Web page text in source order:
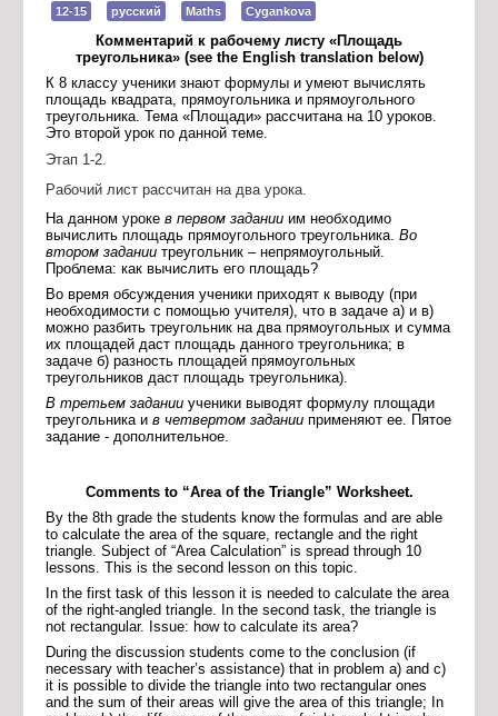
12-15 русский Maths Cygankova
Комментарий к рабочему листу «Площадь
треугольника» (see the English translation below)
К 8 классу ученики знают формулы и умеют вычислять
площадь квадрата, прямоугольника и прямоугольного
треугольника. Тема «Площади» рассчитана на 10 уроков.
Это второй урок по данной теме.
Этап 1-2.
Рабочий лист рассчитан на два урока.
На данном уроке в первом задании им необходимо
вычислить площадь прямоугольного треугольника. Во
втором задании треугольник – непрямоугольный.
Проблема: как вычислить его площадь?
Во время обсуждения ученики приходят к выводу (при
необходимости с помощью учителя), что в задаче а) и в)
можно разбить треугольник на два прямоугольных и сумма
их площадей даст площадь данного треугольника; в
задаче б) разность площадей прямоугольных
треугольников даст площадь треугольника).
В третьем задании ученики выводят формулу площади
треугольника и в четвертом задании применяют ее. Пятое
задание - дополнительное.
Comments to “Area of the Triangle” Worksheet.
By the 8th grade the students know the formulas and are able
to calculate the area of the square, rectangle and the right
triangle. Subject of “Area Calculation” is spread through 10
lessons. This is the second lesson on this topic.
In the first task of this lesson it is needed to calculate the area
of the right-angled triangle. In the second task, the triangle is
not rectangular. Issue: how to calculate its area?
During the discussion students come to the conclusion (if
necessary with teacher’s assistance) that in problem a) and c)
it is possible to divide the triangle into two rectangular ones
and the sum of their areas will give the area of this triangle; In